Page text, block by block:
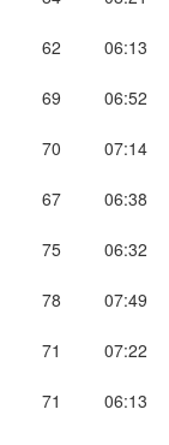
62
06:13
69
06:52
70
07:14
67
06:38
75
06:32
78
07:49
71
07:22
71
06:13